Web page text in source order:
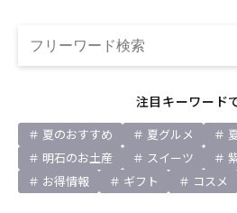
注目キーワード
夏のおすすめ 夏グルメ
明石のお土産
スイーツ
お得情報
ギフト コスメ